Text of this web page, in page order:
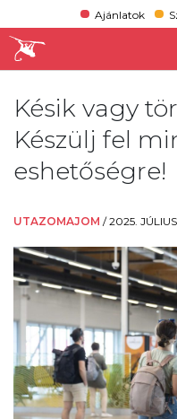
Ajánlatok
Késik vagy
Készülj fel
eshetőségre!
UTAZOMAJOM /2025.